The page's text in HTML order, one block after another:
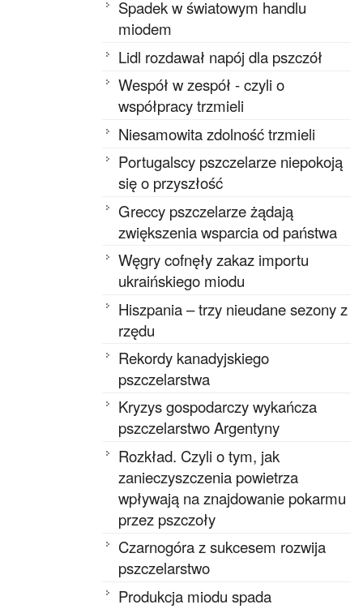
Spadek w światowym handlu
miodem
Lidl rozdawał napój dla pszczół
Wespół w zespół - czyli o
współpracy trzmieli
Niesamowita zdolność trzmieli
Portugalscy pszczelarze niepokoją
się o przyszłość
Greccy pszczelarze żądają
zwiększenia wsparcia od państwa
Węgry cofnęły zakaz importu
ukraińskiego miodu
Hiszpania – trzy nieudane sezony z
rzędu
Rekordy kanadyjskiego
pszczelarstwa
Kryzys gospodarczy wykańcza
pszczelarstwo Argentyny
Rozkład. Czyli o tym, jak
zanieczyszczenia powietrza
wpływają na znajdowanie pokarmu
przez pszczoły
Czarnogóra z sukcesem rozwija
pszczelarstwo
Produkcja miodu spada